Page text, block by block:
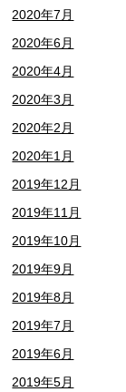
2020年7月
2020年6月
2020年4月
2020年3月
2020年2月
2020年1月
2019年12月
2019年11月
2019年10月
2019年9月
2019年8月
2019年7月
2019年6月
2019年5月